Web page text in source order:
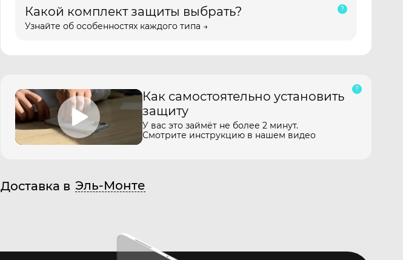
Какой комплект защиты выбрать?
Узнайте об особенностях каждого типа →
Как самостоятельно установить
защиту
У вас это займёт не более 2 минут.
Смотрите инструкцию в нашем видео
Доставка в Эль-Монте